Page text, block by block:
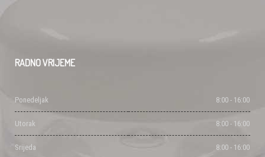
RADNOVRIJEME
Ponedeljak 8:00 - 16:00
Utorak 8:00 - 16:00
Srijeda 8:00 - 16:00